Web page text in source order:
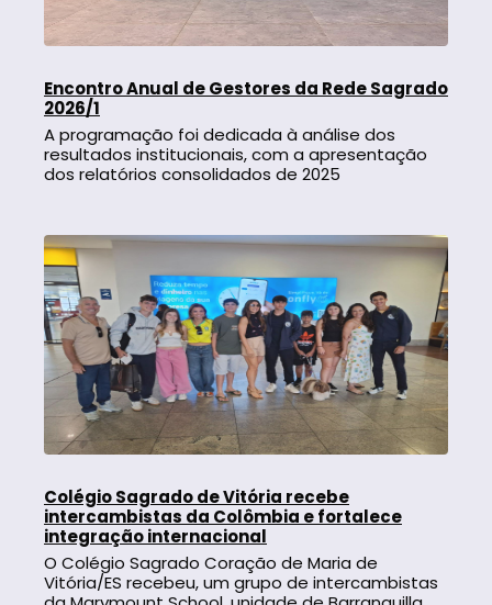
Encontro Anual de Gestores da Rede Sagrado
2026/1
A programação foi dedicada à análise dos
resultados institucionais, com a apresentação
dos relatórios consolidados de 2025
Colégio Sagrado de Vitória recebe
intercambistas da Colômbia e fortalece
integração internacional
O Colégio Sagrado Coração de Maria de
Vitória/ES recebeu, um grupo de intercambistas